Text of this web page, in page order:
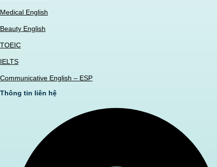
Medical English
Beauty English
TOEIC
IELTS
Communicative English – ESP
Thông tin liên hệ